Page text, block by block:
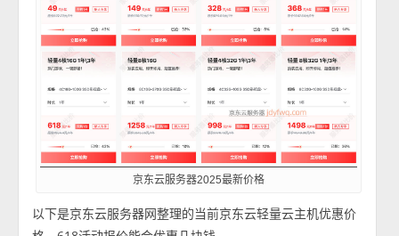
京东云服务器2025最新价格
以下是京东云服务器网整理的当前京东云轻量云主机优惠价